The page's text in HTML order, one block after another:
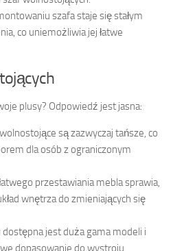
szafa staje się stałym
co uniemożliwia jej łatwe
plusy? Odpowiedź jest jasna:
są zazwyczaj tańsze, co
dla osób z ograniczonym
przestawiania mebla sprawia,
wnętrza do zmieniających się
dostępna jest duża gama modeli i
dopasowanie do wystroju